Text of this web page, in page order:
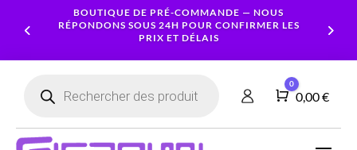
BOUTIQUE DE PRÉ-COMMANDE — NOUS
RÉPONDONS SOUS 24H POUR CONFIRMER LES
PRIX ET DÉLAIS
produits
Panier
0
0,00€